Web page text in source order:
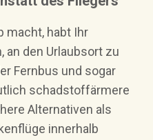
macht, habt Ihr
an den Urlaubsort zu
Fernbus und sogar
schadstoffärmere
Alternativen als
innerhalb